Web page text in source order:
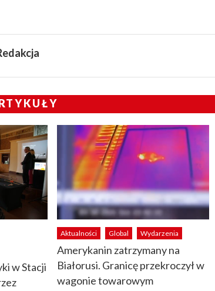
w Stacji
Aktualności Global Wydarzenia
Amerykanin zatrzymany na
Białorusi. Granicę przekroczył w
wagonie towarowym